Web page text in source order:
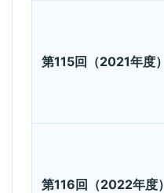
第115回（2021年度）
第116回（2022年度）